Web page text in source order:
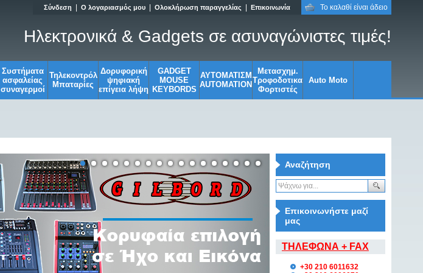
Το καλαθί είναι άδειο
Σύνδεση Ο λογαριασμός μου Ολοκλήρωση παραγγελίας Επικοινωνία
Ηλεκτρονικά & Gadgets σε ασυναγώνιστες τιμές!
Συστήματα
ασφαλείας
συναγερμοί
Τηλεκοντρόλ
Μπαταρίες
Δορυφορική
ψηφιακή
επίγεια λήψη
GADGET
MOUSE
KEYBORDS
ΑΥΤΟΜΑΤΙΣΜ
AUTOMATION
Μετασχημ.
Τροφοδοτικα
Φορτιστές
Auto Moto
Αναζήτηση
Επικοινωνήστε μαζί
μας
ΤΗΛΕΦΩΝΑ + FAX
+30 210 6011632